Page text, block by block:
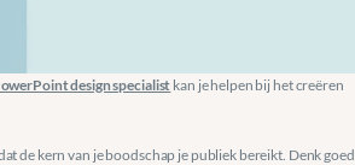
design specialist kan je helpen bij het creëren
de kern van je boodschap je publiek bereikt. Denk goed